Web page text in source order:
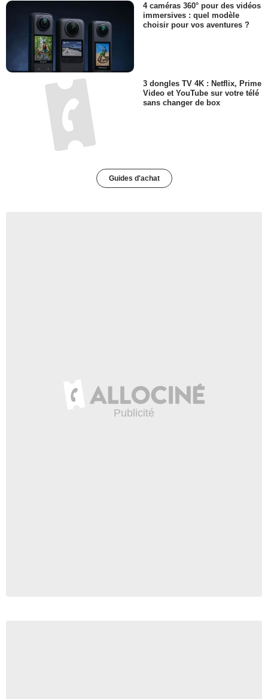
4 caméras 360° pour des vidéos
immersives : quel modèle
choisir pour vos aventures ?
3 dongles TV 4K : Netflix, Prime
Video et YouTube sur votre télé
sans changer de box
Guides d'achat